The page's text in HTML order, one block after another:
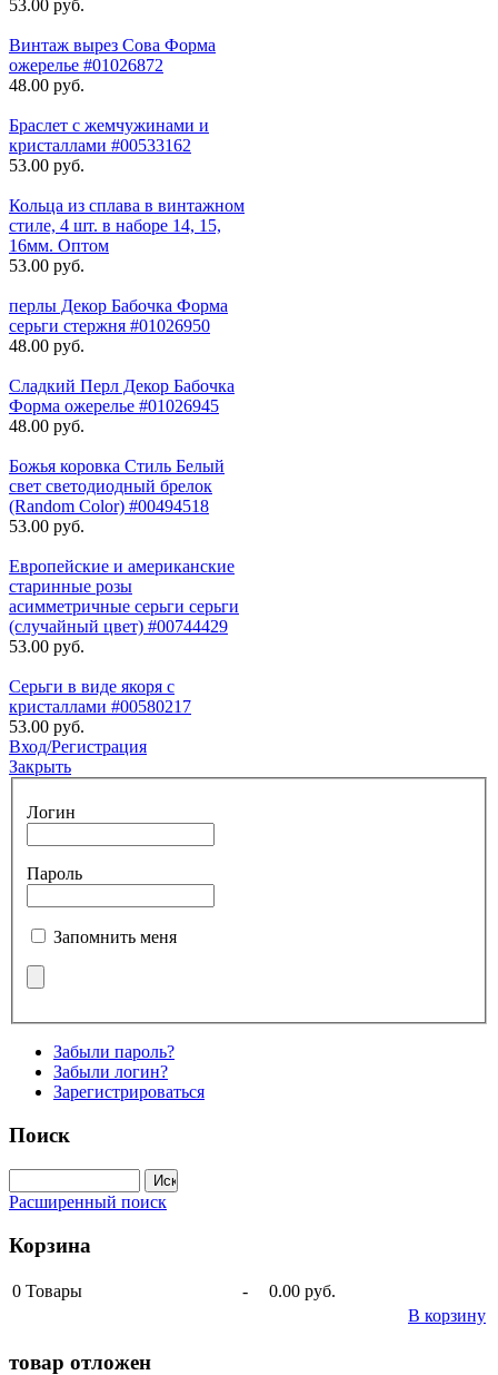
53.00 руб.
Винтаж вырез Сова Форма
ожерелье #01026872
48.00 руб.
Браслет с жемчужинами и
кристаллами #00533162
53.00 руб.
Кольца из сплава в винтажном
стиле, 4 шт. в наборе 14, 15,
16мм. Оптом
53.00 руб.
перлы Декор Бабочка Форма
серьги стержня #01026950
48.00 руб.
Сладкий Перл Декор Бабочка
Форма ожерелье #01026945
48.00 руб.
Божья коровка Стиль Белый
свет светодиодный брелок
(Random Color) #00494518
53.00 руб.
Европейские и американские
старинные розы
асимметричные серьги серьги
(случайный цвет) #00744429
53.00 руб.
Серьги в виде якоря с
кристаллами #00580217
53.00 руб.
Вход/Регистрация
Закрыть
Логин
Пароль
Запомнить меня
Забыли пароль?
Забыли логин?
Зарегистрироваться
Поиск
Расширенный поиск
Корзина
0 Товары -
0.00 руб.
В корзину
товар отложен